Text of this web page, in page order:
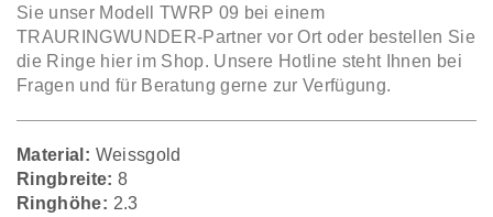
Sie unser Modell TWRP 09 bei einem
TRAURINGWUNDER-Partner vor Ort oder bestellen Sie
die Ringe hier im Shop. Unsere Hotline steht Ihnen bei
Fragen und für Beratung gerne zur Verfügung.
Material: Weissgold
Ringbreite: 8
Ringhöhe: 2.3